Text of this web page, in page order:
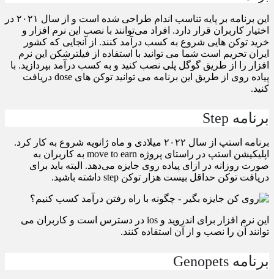
این برنامه بر پایه تناسب اندام طراحی شده است و از سال ۲۰۲۱ در
اختیار کاربران قرار دارد. افراد می‌توانند با نصب این نرم افزار و
خرید توکن هایی شروع به کسب درآمد کنند. از آنجایی که کشور
ایران تحریم است شما می توانید با استفاده از فیلترشکن این نرم
افزار را از طریق گوگل پلی نصب کنید و به کسب درآمد بپردازید. با
پیاده روی از طریق این برنامه می توانید توکن های dose دریافت
کنید.
برنامه Step
برنامه استپ از سال ۲۰۲۲ میلادی و ماه ژانویه شروع به کار کرد.
اپلیکیشن استپ در راستای پروژه move to earn به کاربران به
صورت روزانه در ازای پیاده روی جایزه می‌دهد. البته باید برای
دریافت توکن حداقل بیست هزار توکن step داشته باشید.
این نرم افزار برای اندروید و ios در دسترس است و کاربران می
توانند آن را نصب و از آن استفاده کنند.
برنامه Genopets